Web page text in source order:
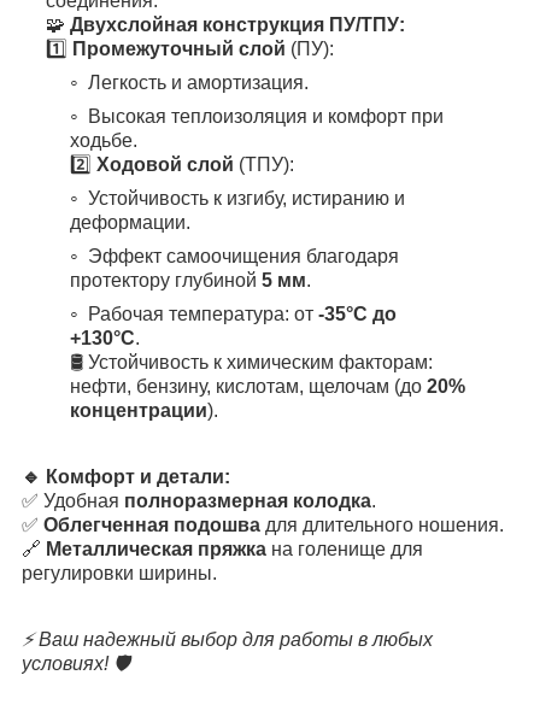
🧩 Двухслойная конструкция ПУ/ТПУ:
1️⃣ Промежуточный слой (ПУ):
Легкость и амортизация.
Высокая теплоизоляция и комфорт при
ходьбе.
2️⃣ Ходовой слой (ТПУ):
Устойчивость к изгибу, истиранию и
деформации.
Эффект самоочищения благодаря
протектору глубиной 5 мм.
Рабочая температура: от -35°С до
+130°С.
🛢️ Устойчивость к химическим факторам:
нефти, бензину, кислотам, щелочам (до 20%
концентрации).
🔹 Комфорт и детали:
✅ Удобная полноразмерная колодка.
✅ Облегченная подошва для длительного ношения.
🔗 Металлическая пряжка на голенище для
регулировки ширины.
⚡ Ваш надежный выбор для работы в любых
условиях! 🛡️